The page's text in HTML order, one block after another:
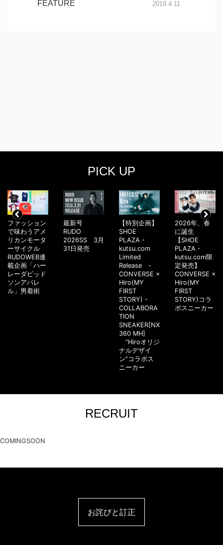
FEATURE 2019.4.11
PICK UP
ファッション
で味わうアメ
リカンモータ
ーサイクル
RUDOWEB連
載企画「ハー
レーダビッド
ソンアパレ
ル」男着術
最新号
RUDO
2026SS 3月
31日発売
【特別企画】
SHOE
PLAZA・
kutsu.com
Limited
Release -
CONVERSE ×
Hiro(MY
FIRST
STORY) -
COLLABORA
TION
SNEAKER[NX
360 MH]
“Hiroオリジ
ナルデザイ
ン”コラボス
ニーカー
2026年、春
に誕生
【SHOE
PLAZA・
kutsu.com限
定発売】
CONVERSE ×
Hiro(MY
FIRST
STORY)コラ
ボスニーカー
RECRUIT
COMINGSOON
お詫びと訂正